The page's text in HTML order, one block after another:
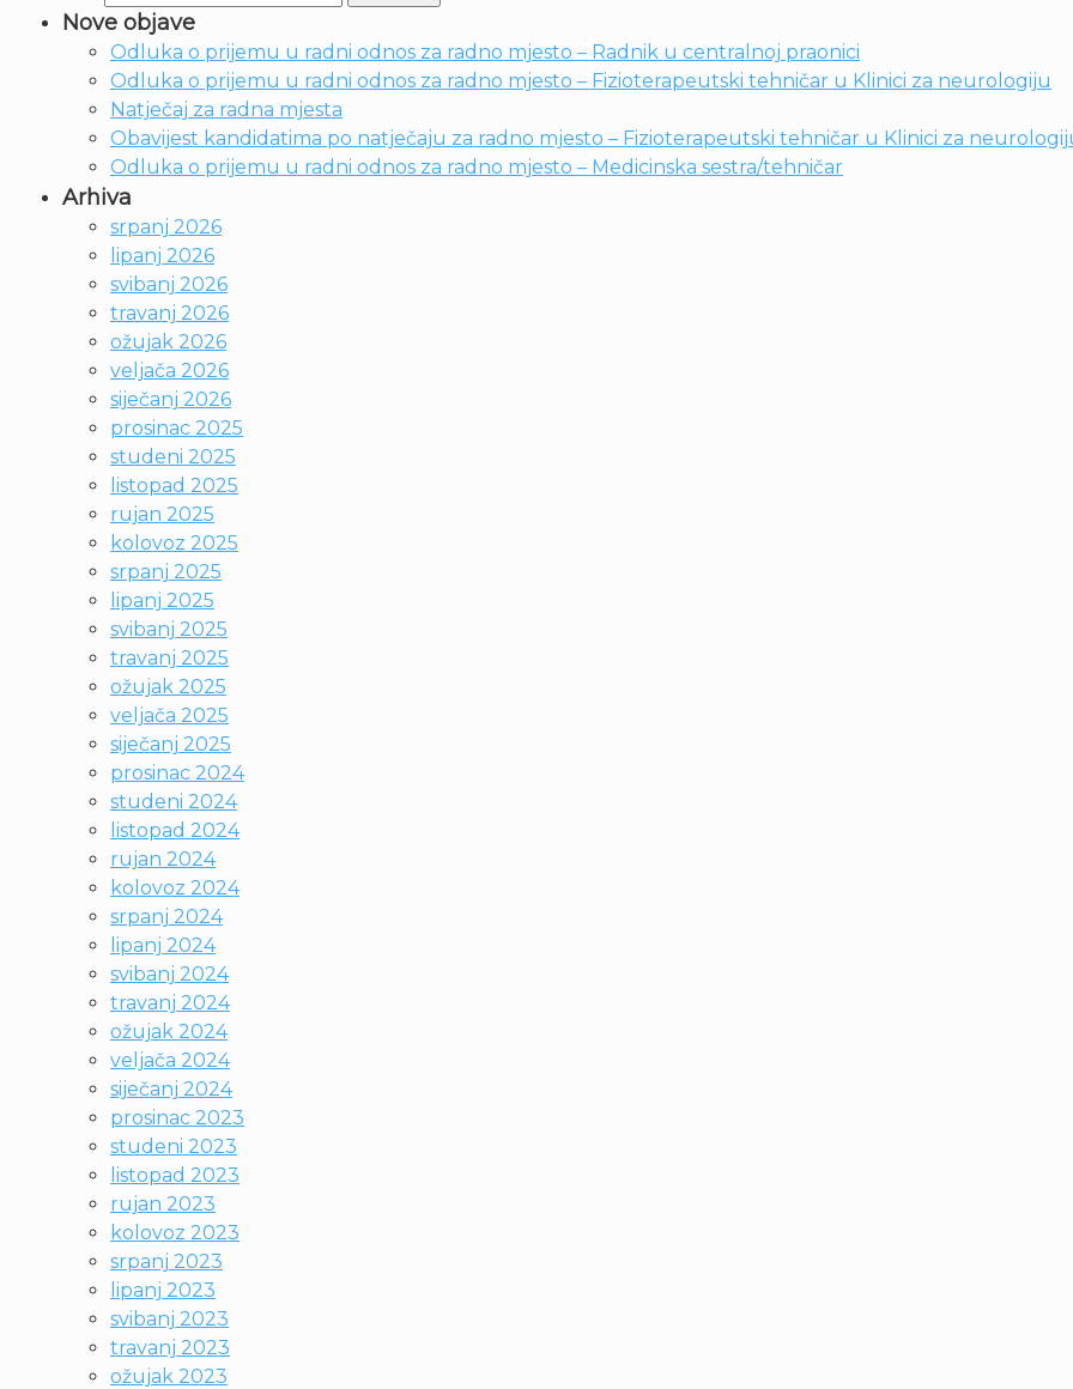
Nove objave
Odluka o prijemu u radni odnos za radno mjesto – Radnik u centralnoj praonici
Odluka o prijemu u radni odnos za radno mjesto – Fizioterapeutski tehničar u Klinici za neurologiju
Natječaj za radna mjesta
Obavijest kandidatima po natječaju za radno mjesto – Fizioterapeutski tehničar u Klinici za
Odluka o prijemu u radni odnos za radno mjesto – Medicinska sestra/tehničar
Arhiva
srpanj 2026
lipanj 2026
svibanj 2026
travanj 2026
ožujak 2026
veljača 2026
siječanj 2026
prosinac 2025
studeni 2025
listopad 2025
rujan 2025
kolovoz 2025
srpanj 2025
lipanj 2025
svibanj 2025
travanj 2025
ožujak 2025
veljača 2025
siječanj 2025
prosinac 2024
studeni 2024
listopad 2024
rujan 2024
kolovoz 2024
srpanj 2024
lipanj 2024
svibanj 2024
travanj 2024
ožujak 2024
veljača 2024
siječanj 2024
prosinac 2023
studeni 2023
listopad 2023
rujan 2023
kolovoz 2023
srpanj 2023
lipanj 2023
svibanj 2023
travanj 2023
ožujak 2023